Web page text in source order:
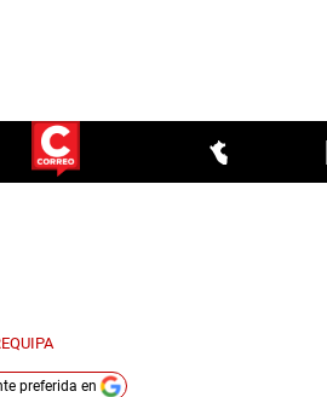
preferida en